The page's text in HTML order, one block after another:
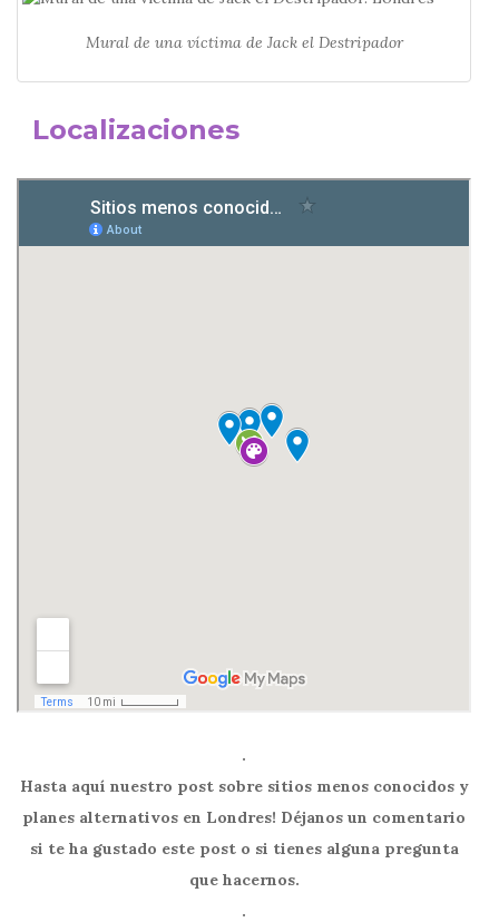
Mural de una víctima de Jack el Destripador
Localizaciones
.
Hasta aquí nuestro post sobre sitios menos conocidos y
planes alternativos en Londres! Déjanos un comentario
si te ha gustado este post o si tienes alguna pregunta
que hacernos.
.